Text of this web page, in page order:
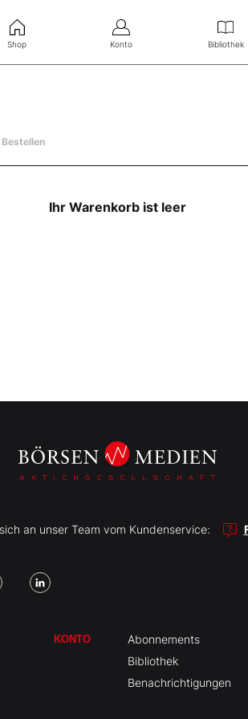
Shop Konto Bibliothek
Bestellen
Ihr Warenkorb ist leer
an unser Team vom Kundenservice:
KONTO
Abonnements
Bibliothek
Benachrichtigungen